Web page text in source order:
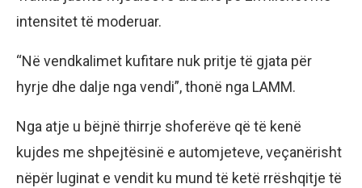
intensitet të moderuar.
“Në vendkalimet kufitare nuk pritje të gjata për
hyrje dhe dalje nga vendi”, thonë nga LAMM.
Nga atje u bëjnë thirrje shoferëve që të kenë
kujdes me shpejtësinë e automjeteve, veçanërisht
nëpër luginat e vendit ku mund të ketë rrëshqitje të